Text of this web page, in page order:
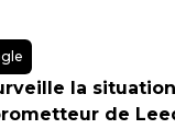
la
de